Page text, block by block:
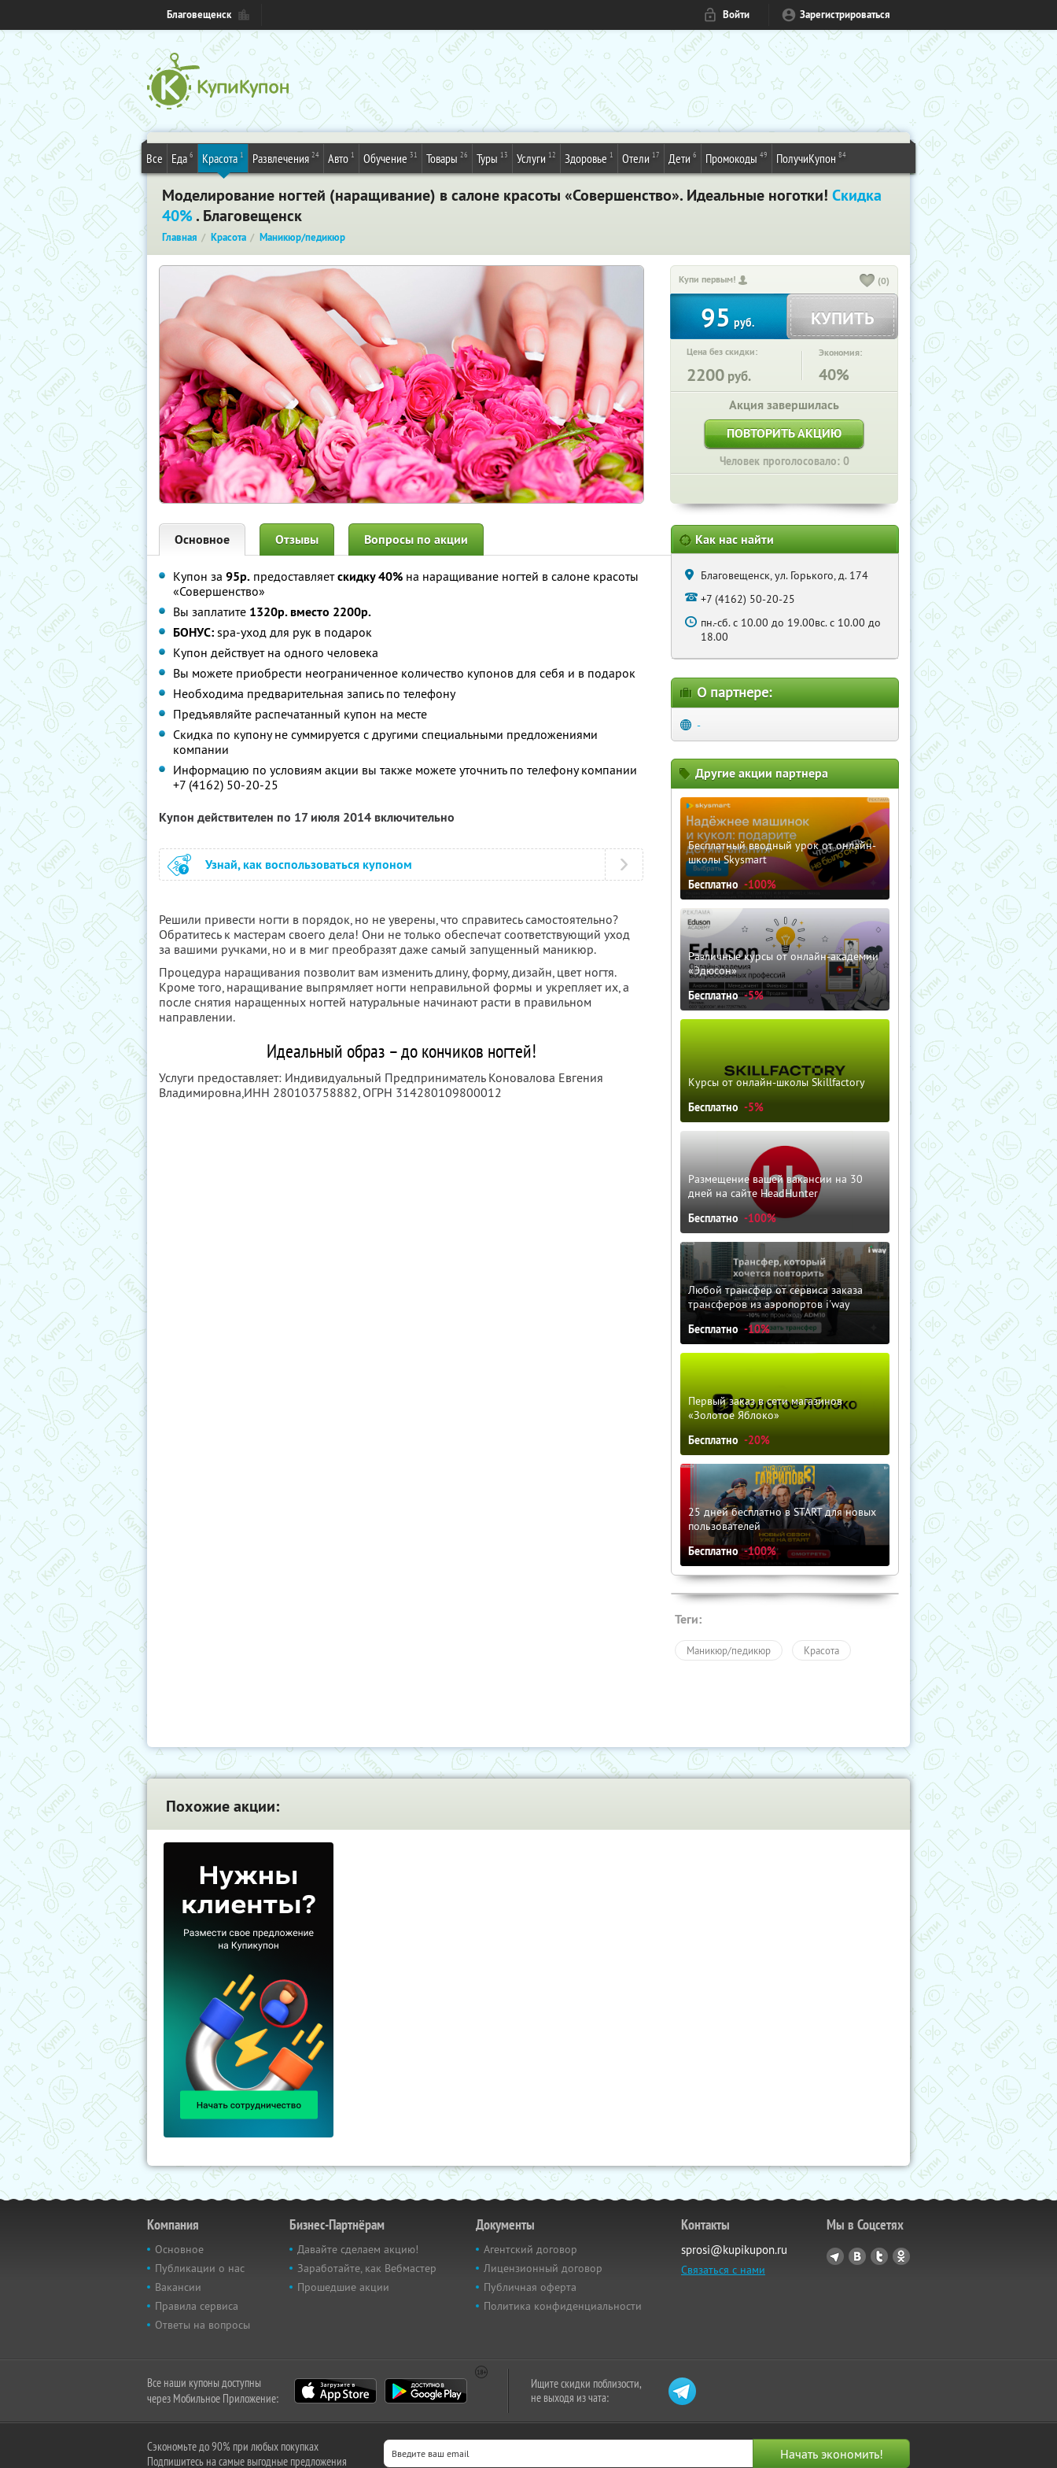
Благовещенск Войти Зарегистрироваться
Все Еда 6 Красота 1 Развлечения 24 Авто 1 Обучение 31 Товары 26 Туры 13 Услуги 12 Здоровье 1 Отели 17 Дети 6 Промокоды 49 ПолучиКупон 84
Моделирование ногтей (наращивание) в салоне красоты «Совершенство». Идеальные ноготки! Скидка
40%. Благовещенск
Главная Красота Маникюр/педикюр
Купи первым! (0)
95 руб. КУПИТЬ
Цена без скидки:
2200 руб.
Экономия:
40%
Акция завершилась
ПОВТОРИТЬ АКЦИЮ
Человек проголосовало: 0
Основное Отзывы Вопросы по акции
Купон за 95р. предоставляетскидку 40% на наращивание ногтей в салоне красоты
«Совершенство»
Вы заплатите 1320р. вместо 2200р.
БОНУС: spa-уход для рук в подарок
Купон действует на одного человека
Вы можете приобрести неограниченное количество купонов для себя и в подарок
Необходима предварительная запись по телефону
Предъявляйте распечатанный купон на месте
Скидка по купону не суммируется с другими специальными предложениями
компании
Информацию по условиям акции вы также можете уточнить по телефону компании
+7 (4162) 50-20-25
Купон действителен по 17 июля 2014 включительно
Узнай, как воспользоваться купоном
Решили привести ногти в порядок, но не уверены, что справитесь самостоятельно?
Обратитесь к мастерам своего дела! Они не только обеспечат соответствующий уход
за вашими ручками, но и в миг преобразят даже самый запущенный маникюр.
Процедура наращивания позволит вам изменить длину, форму, дизайн, цвет ногтя.
Кроме того, наращивание выпрямляет ногти неправильной формы и укрепляет их, а
после снятия наращенных ногтей натуральные начинают расти в правильном
направлении.
Идеальный образ – до кончиков ногтей!
Услуги предоставляет: Индивидуальный Предприниматель Коновалова Евгения
Владимировна,ИНН 280103758882, ОГРН 314280109800012
Как нас найти
Благовещенск, ул. Горького, д. 174
+7 (4162) 50-20-25
пн.-сб. с 10.00 до 19.00вс. с 10.00 до
18.00
О партнере:
-
Другие акции партнера
Бесплатный вводный урок от онлайн-
школы Skysmart
Бесплатно -100%
Различные курсы от онлайн-академии
«Эдюсон»
Бесплатно -5%
Курсы от онлайн-школы Skillfactory
Бесплатно -5%
Размещение вашей вакансии на 30
дней на сайте HeadHunter
Бесплатно -100%
Любой трансфер от сервиса заказа
трансферов из аэропортов i'way
Бесплатно -10%
Первый заказ в сети магазинов
«Золотое Яблоко»
Бесплатно -20%
25 дней бесплатно в START для новых
пользователей
Бесплатно -100%
Теги:
Маникюр/педикюр Красота
Похожие акции:
Компания
Основное
Публикации о нас
Вакансии
Правила сервиса
Ответы на вопросы
Бизнес-Партнёрам
Давайте сделаем акцию!
Заработайте, как Вебмастер
Прошедшие акции
Документы
Агентский договор
Лицензионный договор
Публичная оферта
Политика конфиденциальности
Контакты
sprosi@kupikupon.ru
Связаться с нами
Мы в Соцсетях
Все наши купоны доступны
через Мобильное Приложение:
Ищите скидки поблизости,
не выходя из чата:
Сэкономьте до 90% при любых покупках
Подпишитесь на самые выгодные предложения